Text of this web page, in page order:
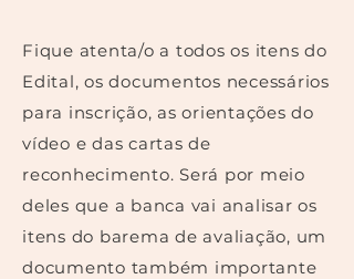
Fique atenta/o a todos os itens do
Edital, os documentos necessários
para inscrição, as orientações do
vídeo e das cartas de
reconhecimento. Será por meio
deles que a banca vai analisar os
itens do barema de avaliação, um
documento também importante